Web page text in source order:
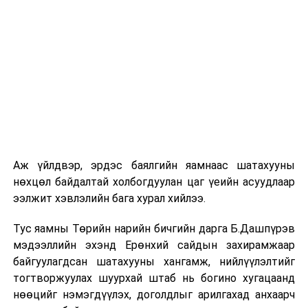
тодорлоо.
Хуримтлалтай дундаж давхарга хөтөлбөрт нэгдэж,
өөрийн мөнгөн хөрөнгөө эрсдэлгүй, найдвартай
банканд хадгалуулан, өсгөн арвижуулж буй эрхэм
харилцагчиддаа талархал илэрхийлэхийн ялдамд
мөрөөдөл биелүүлэх “Мөрөөдлөө хадгалъя”
хадгаламжийн аяны “Супер” урамшууллын эзэн
болсон харилцагчиддаа баяр хүргэе!
Аж үйлдвэр, эрдэс баялгийн яамнаас шатахууны
нөхцөл байдалтай холбогдуулан цаг үеийн асуудлаар
ээлжит хэвлэлийн бага хурал хийлээ.
Тус яамны Төрийн нарийн бичгийн дарга Б.Дашпүрэв
мэдээллийн эхэнд Ерөнхий сайдын захирамжаар
байгуулагдсан шатахууны хангамж, нийлүүлэлтийг
тогтворжуулах шуурхай штаб нь богино хугацаанд
нөөцийг нэмэгдүүлэх, доголдлыг арилгахад анхаарч